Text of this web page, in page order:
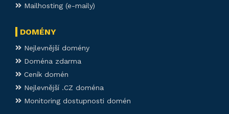
Mailhosting (e-maily)
DOMÉNY
Nejlevnější domény
Doména zdarma
Ceník domén
Nejlevnější .CZ doména
Monitoring dostupnosti domén